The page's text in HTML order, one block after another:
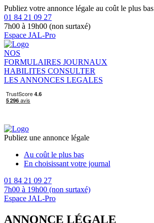
Publiez votre annonce légale au coût le plus bas
01 84 21 09 27
7h00 à 19h00 (non surtaxé)
Espace JAL-Pro
NOS
FORMULAIRES JOURNAUX
HABILITES CONSULTER
LES ANNONCES LEGALES
Publiez une annonce légale
Au coût le plus bas
En choisissant votre journal
01 84 21 09 27
7h00 à 19h00 (non surtaxé)
Espace JAL-Pro
ANNONCE LÉGALE